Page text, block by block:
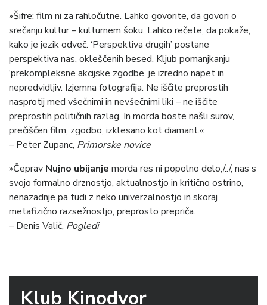
»Šifre: film ni za rahločutne. Lahko govorite, da govori o
srečanju kultur – kulturnem šoku. Lahko rečete, da pokaže,
kako je jezik odveč. ‘Perspektiva drugih’ postane
perspektiva nas, okleščenih besed. Kljub pomanjkanju
‘prekompleksne akcijske zgodbe’ je izredno napet in
nepredvidljiv. Izjemna fotografija. Ne iščite preprostih
nasprotij med všečnimi in nevšečnimi liki – ne iščite
preprostih političnih razlag. In morda boste našli surov,
prečiščen film, zgodbo, izklesano kot diamant.«
– Peter Zupanc, Primorske novice
»Čeprav Nujno ubijanje morda res ni popolno delo,/../, nas s
svojo formalno drznostjo, aktualnostjo in kritično ostrino,
nenazadnje pa tudi z neko univerzalnostjo in skoraj
metafizično razsežnostjo, preprosto prepriča.
– Denis Valič, Pogledi
Klub Kinodvor